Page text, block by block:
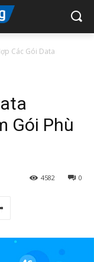
Các Gói Data
Gói Phù
0
4582